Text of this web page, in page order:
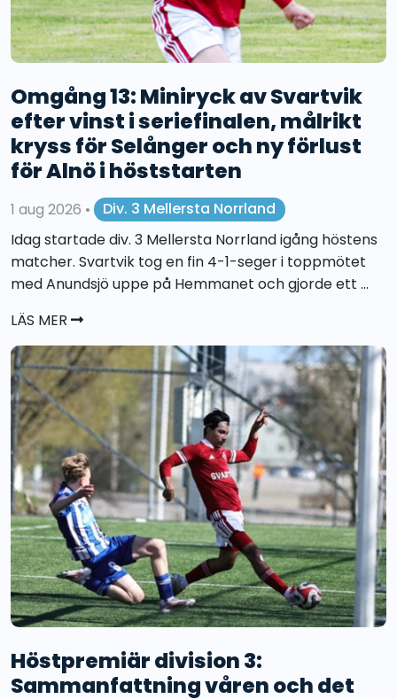
Omgång 13: Miniryck av Svartvik
efter vinst i seriefinalen, målrikt
kryss för Selånger och ny förlust
för Alnö i höststarten
1 aug 2026 •
Div. 3 Mellersta Norrland
Idag startade div. 3 Mellersta Norrland igång höstens
matcher. Svartvik tog en fin 4-1-seger i toppmötet
med Anundsjö uppe på Hemmanet och gjorde ett ...
LÄS MER
Höstpremiär division 3:
Sammanfattning våren och det